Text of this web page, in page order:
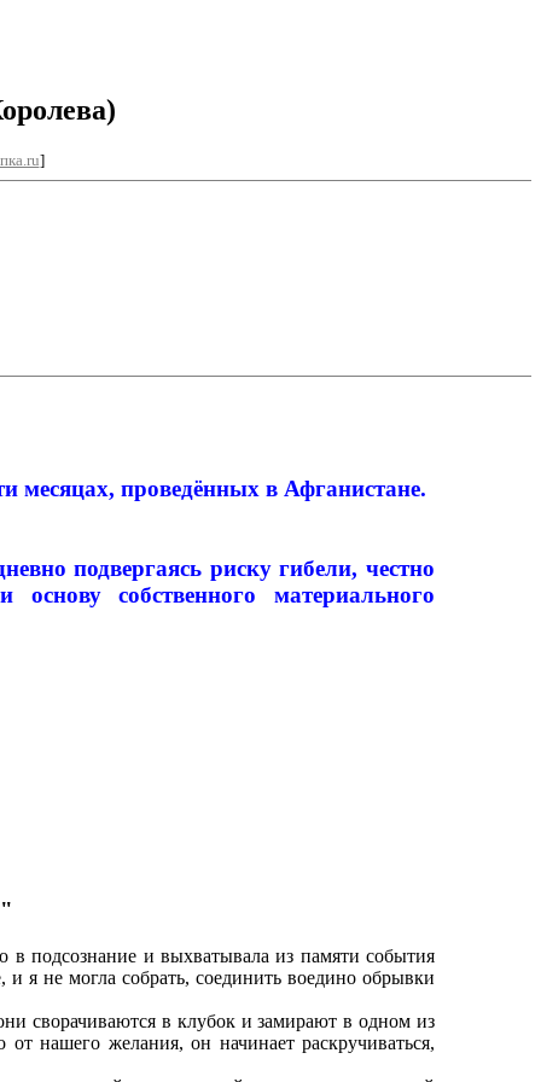
]
месяцах, проведённых в Афганистане.
подвергаясь риску гибели, честно
собственного материального
подсознание и выхватывала из памяти события
я не могла собрать, соединить воедино обрывки
сворачиваются в клубок и замирают в одном из
нашего желания, он начинает раскручиваться,